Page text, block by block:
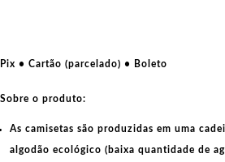
Pix • Cartão (parcelado) • Boleto
Sobre o produto:
As camisetas são produzidas em uma
algodão ecológico (baixa quantidade de